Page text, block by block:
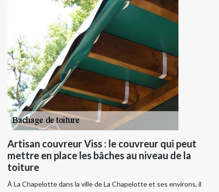
Artisan couvreur Viss : le couvreur qui peut
mettre en place les bâches au niveau de la
toiture
À La Chapelotte dans la ville de La Chapelotte et ses environs, il